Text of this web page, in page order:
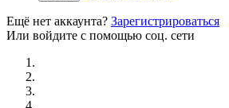
Ещё нет аккаунта? Зарегистрироваться
Или войдите с помощью соц. сети